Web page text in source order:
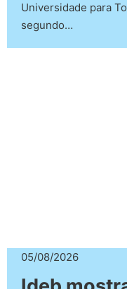
Universidade para
segundo…
05/08/2026